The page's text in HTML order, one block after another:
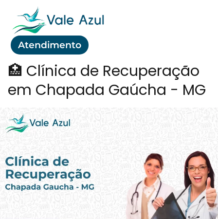
Atendimento
🏥 Clínica de Recuperação
em Chapada Gaúcha - MG